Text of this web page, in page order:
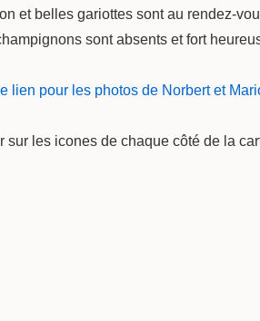
et belles gariottes sont au rendez-
sont absents et fort
le lien pour les photos de Norbert et
sur les icones de chaque côté de la